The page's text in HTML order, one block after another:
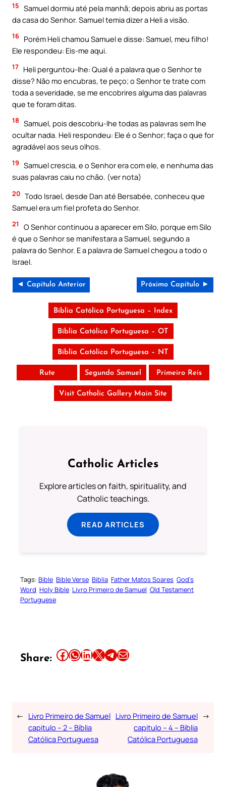
15 Samuel dormiu até pela manhã; depois abriu as portas
da casa do Senhor. Samuel temia dizer a Heli a visão.
16 Porém Heli chamou Samuel e disse: Samuel, meu filho!
Ele respondeu: Eis-me aqui.
17 Heli perguntou-lhe: Qual é a palavra que o Senhor te
disse? Não mo encubras, te peço; o Senhor te trate com
toda a severidade, se me encobrires alguma das palavras
que te foram ditas.
18 Samuel, pois descobriu-lhe todas as palavras sem lhe
ocultar nada. Heli respondeu: Ele é o Senhor; faça o que for
agradável aos seus olhos.
19 Samuel crescia, e o Senhor era com ele, e nenhuma das
suas palavras caiu no chão. (ver nota)
20 Todo Israel, desde Dan até Bersabée, conheceu que
Samuel era um fiel profeta do Senhor.
21
O Senhor continuou a aparecer em Silo, porque em Silo
é que o Senhor se manifestara a Samuel, segundo a
palavra do Senhor. E a palavra de Samuel chegou a todo o
Israel.
◄ Capítulo Anterior Próximo Capítulo ►
Bíblia Católica Portuguesa – Index
Bíblia Católica Portuguesa – OT
Bíblia Católica Portuguesa – NT
Rute Segundo Samuel Primeiro Reis
Visit Catholic Gallery Main Site
Catholic Articles
Explore articles on faith, spirituality, and
Catholic teachings.
READ ARTICLES
Tags: Bible Bible Verse Biblia Father Matos Soares God’s
Word Holy Bible Livro Primeiro de Samuel Old Testament
Portuguese
Share: Share this article on Facebook Share this article on WhatsApp Share this article on LinkedIn Share this article on X Share this article on TelegramEmail this Article
← Livro Primeiro de Samuel
capitulo – 2 – Bíblia
Católica Portuguesa
Livro Primeiro de Samuel
capitulo – 4 – Bíblia
Católica Portuguesa
→